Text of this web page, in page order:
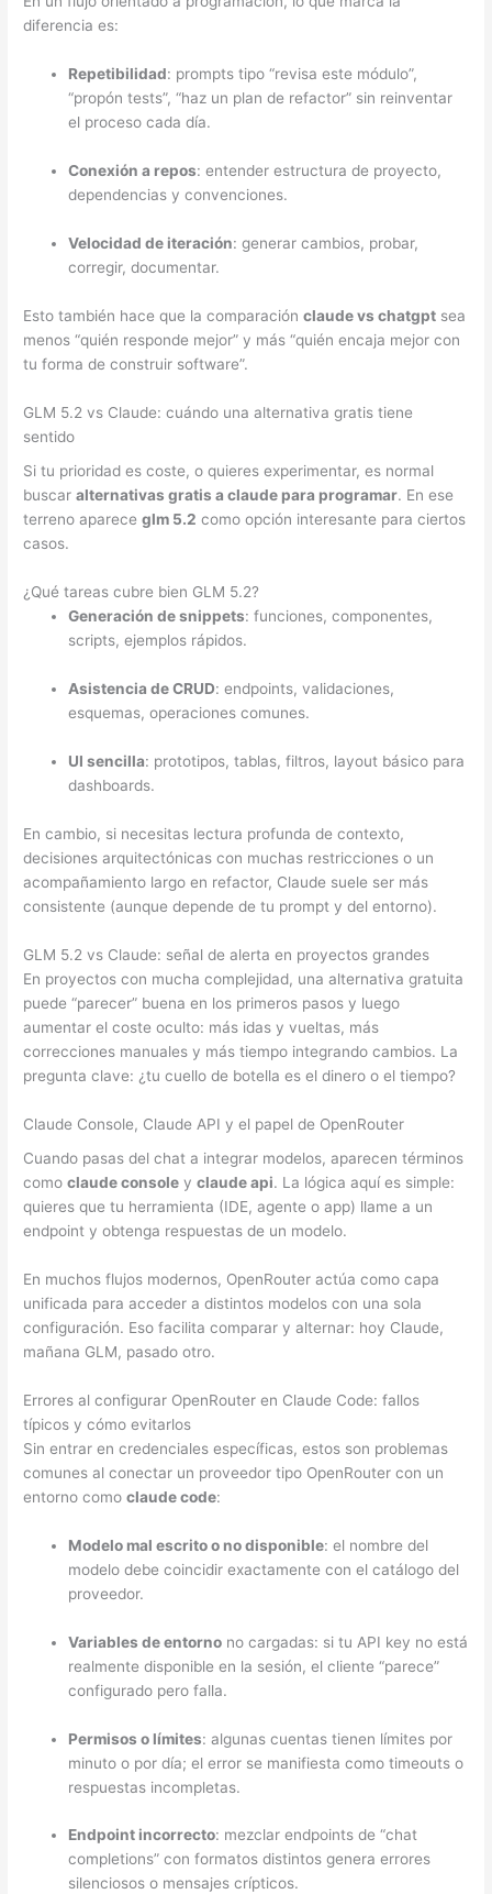
diferencia es:
Repetibilidad: prompts tipo “revisa este módulo”,
“propón tests”, “haz un plan de refactor” sin reinventar
el proceso cada día.
Conexión a repos: entender estructura de proyecto,
dependencias y convenciones.
Velocidad de iteración: generar cambios, probar,
corregir, documentar.
Esto también hace que la comparaciónclaude vs chatgpt sea
menos “quién responde mejor” y más “quién encaja mejor con
tu forma de construir software”.
GLM 5.2 vs Claude: cuándo una alternativa gratis tiene
sentido
Si tu prioridad es coste, o quieres experimentar, es normal
buscaralternativas gratis a claude para programar. En ese
terreno apareceglm 5.2 como opción interesante para ciertos
casos.
¿Qué tareas cubre bien GLM 5.2?
Generación de snippets: funciones, componentes,
scripts, ejemplos rápidos.
Asistencia de CRUD: endpoints, validaciones,
esquemas, operaciones comunes.
UI sencilla: prototipos, tablas, filtros, layout básico para
dashboards.
En cambio, si necesitas lectura profunda de contexto,
decisiones arquitectónicas con muchas restricciones o un
acompañamiento largo en refactor, Claude suele ser más
consistente (aunque depende de tu prompt y del entorno).
GLM 5.2 vs Claude: señal de alerta en proyectos grandes
En proyectos con mucha complejidad, una alternativa gratuita
puede “parecer” buena en los primeros pasos y luego
aumentar el coste oculto: más idas y vueltas, más
correcciones manuales y más tiempo integrando cambios. La
pregunta clave: ¿tu cuello de botella es el dinero o el tiempo?
Claude Console, Claude API y el papel de OpenRouter
Cuando pasas del chat a integrar modelos, aparecen términos
comoclaude console yclaude api. La lógica aquí es simple:
quieres que tu herramienta (IDE, agente o app) llame a un
endpoint y obtenga respuestas de un modelo.
En muchos flujos modernos, OpenRouter actúa como capa
unificada para acceder a distintos modelos con una sola
configuración. Eso facilita comparar y alternar: hoy Claude,
mañana GLM, pasado otro.
Errores al configurar OpenRouter en Claude Code: fallos
típicos y cómo evitarlos
Sin entrar en credenciales específicas, estos son problemas
comunes al conectar un proveedor tipo OpenRouter con un
entorno comoclaude code:
Modelo mal escrito o no disponible: el nombre del
modelo debe coincidir exactamente con el catálogo del
proveedor.
Variables de entorno no cargadas: si tu API key no está
realmente disponible en la sesión, el cliente “parece”
configurado pero falla.
Permisos o límites: algunas cuentas tienen límites por
minuto o por día; el error se manifiesta como timeouts o
respuestas incompletas.
Endpoint incorrecto: mezclar endpoints de “chat
completions” con formatos distintos genera errores
silenciosos o mensajes crípticos.